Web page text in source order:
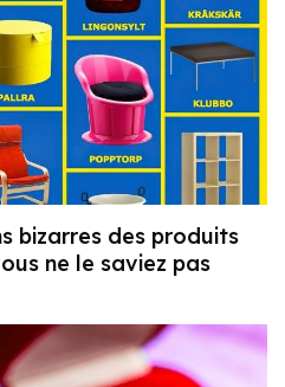
bizarres des produits
ne le saviez pas